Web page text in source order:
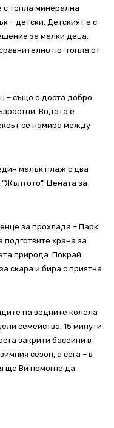
с топла минерална
– детски. Детският е с
за малки деца.
по-топла от
– също е доста добро
Водата е
се намира между
малък плаж с два
Цената за
за прохлада – Парк
храна за
природа. Покрай
скара и бира с приятна
на водните колела
семейства. 15 минути
закрити басейни в
сезон, а сега – в
ще Ви помогне да